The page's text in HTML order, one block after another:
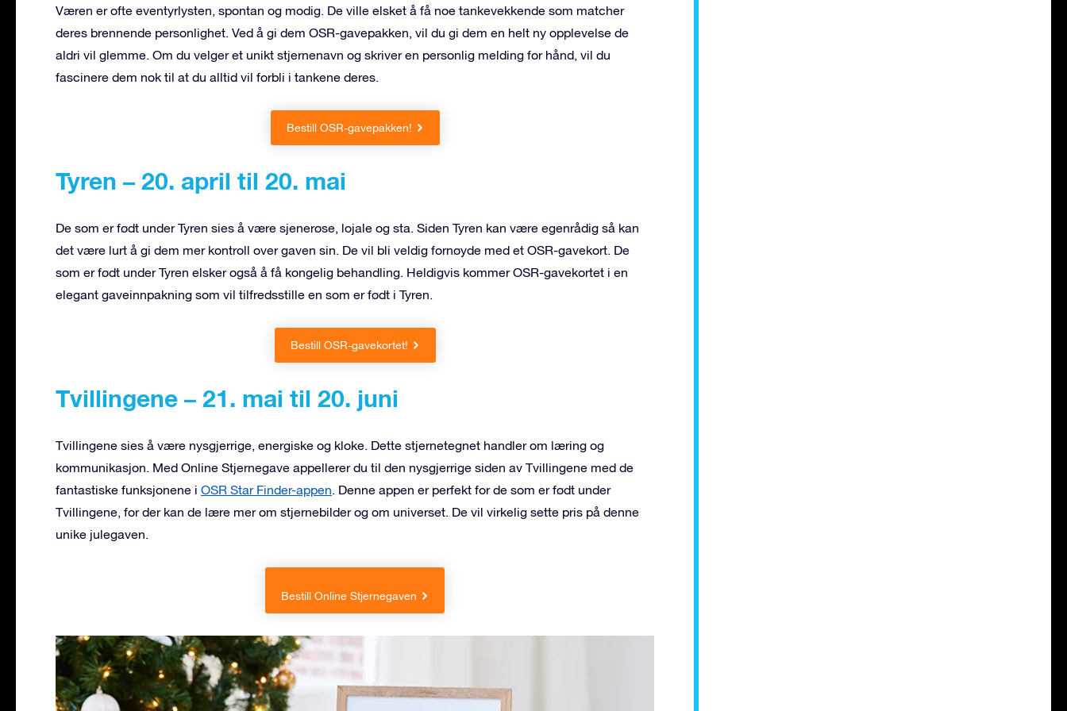
Væren er ofte eventyrlysten, spontan og modig. De ville elsket å få noe tankevekkende som matcher
deres brennende personlighet. Ved å gi dem OSR-gavepakken, vil du gi dem en helt ny opplevelse de
aldri vil glemme. Om du velger et unikt stjernenavn og skriver en personlig melding for hånd, vil du
fascinere dem nok til at du alltid vil forbli i tankene deres.
Bestill OSR-gavepakken!
Tyren – 20. april til 20. mai
De som er født under Tyren sies å være sjenerøse, lojale og sta. Siden Tyren kan være egenrådig så kan
det være lurt å gi dem mer kontroll over gaven sin. De vil bli veldig fornøyde med et OSR-gavekort. De
som er født under Tyren elsker også å få kongelig behandling. Heldigvis kommer OSR-gavekortet i en
elegant gaveinnpakning som vil tilfredsstille en som er født i Tyren.
Bestill OSR-gavekortet!
Tvillingene – 21. mai til 20. juni
Tvillingene sies å være nysgjerrige, energiske og kloke. Dette stjernetegnet handler om læring og
kommunikasjon. Med Online Stjernegave appellerer du til den nysgjerrige siden av Tvillingene med de
fantastiske funksjonene i OSR Star Finder-appen . Denne appen er perfekt for de som er født under
Tvillingene, for der kan de lære mer om stjernebilder og om universet. De vil virkelig sette pris på denne
unike julegaven.
Bestill Online Stjernegaven